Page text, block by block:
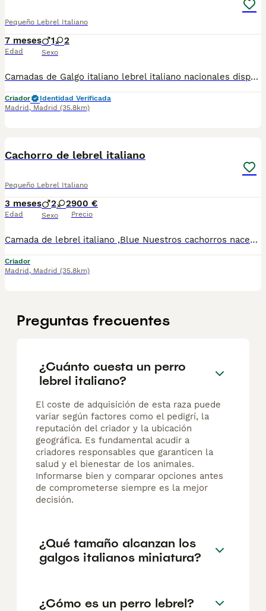
Pequeño Lebrel Italiano
7 meses
Edad
1 2
Sexo
Camadas de Galgo italiano lebrel italiano nacionales disponibles en varios colores y tonalidades. Machos y hembras. Criadores responsables y familiares. Se entregan a partir de 2 meses de edad y sus vacunas correspondientes, desparasitados. Todos los cachorros son descendientes de las mejores líneas nacionales. Se entregan en toda España con transporte de alta calidad preparado para animales, van en vehículo climatizado con chófer particular a cargo del comprador. Si tienes dudas o consultas sobre la raza, podemos resolver tus dudas por whats app ;) Abogamos por una cría nacional (no en países del este) en un ambiente familiar con personas con vocación en una cría ética y responsable, y que por encima de todo, aman a los animales Teléfono / Whats app: 641 92 23 90
Criador
Identidad Verificada
Madrid , Madrid (35.8km)
Cachorro de lebrel italiano
Pequeño Lebrel Italiano
3 meses
Edad
2 2
Sexo
900 €
Precio
Camada de lebrel italiano ,Blue Nuestros cachorros nacen y crecen en un ambiente familiar ,sin jaulas ,con un respeto y exclusiva cria,somos respetuosos con el tiempo de destete ,cada cachorro necesita su tiempo.. Destetamos con un pienso de alta calidad , Cachorros revisados ,desde el nacimiento ,hasta la entrega por un veterinario competente ,buscando siempre el bienestar de nuestros animales.. Sociabilizados y equilibrados tanto padres como cachorros Se entregan con todo el protocolo veterinario legal,y garantías por escrito completas.. Tenemos servicio de entrega personalizado a cualquier punto de España,directo.. El precio puede cambiar tanto en sexo como en características del cachorro. Dejanos tú teléfono y te mandamos toda la información fotos y vídeos ..
Criador
Madrid , Madrid (35.8km)
Preguntas frecuentes
¿Cuánto cuesta un perro
lebrel italiano?
El coste de adquisición de esta raza puede
variar según factores como el pedigrí, la
reputación del criador y la ubicación
geográfica. Es fundamental acudir a
criadores responsables que garanticen la
salud y el bienestar de los animales.
Informarse bien y comparar opciones antes
de comprometerse siempre es la mejor
decisión.
¿Qué tamaño alcanzan los
galgos italianos miniatura?
¿Cómo es un perro lebrel?